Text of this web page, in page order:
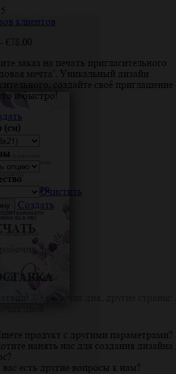
клиентов
€ 78.00Диапазон
€12.12
–
€78.00
заказ на печать пригласительного
мечта’. Уникальный дизайн
создайте своё
и быстро!
(см)
Очистить
Создать
рабочих дня
продукт с другими параметрами?
нанять нас для создания дизайна
есть другие вопросы к нам?